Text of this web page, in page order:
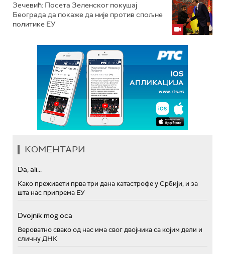
Зечевић: Посета Зеленског покушај
Београда да покаже да није против спољне
политике ЕУ
КОМЕНТАРИ
Da, ali...
Како преживети прва три дана катастрофе у Србији, и за
шта нас припрема ЕУ
Dvojnik mog oca
Вероватно свако од нас има свог двојника са којим дели и
сличну ДНК